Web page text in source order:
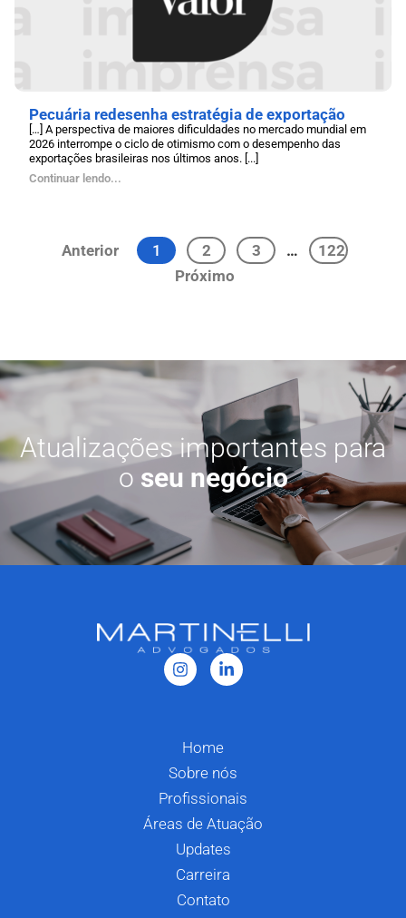
Pecuária redesenha estratégia de exportação
[…] A perspectiva de maiores dificuldades no mercado mundial em
2026 interrompe o ciclo de otimismo com o desempenho das
exportações brasileiras nos últimos anos. [...]
Continuar lendo...
Anterior 1 2 3 …
122
Próximo
Atualizações importantes para
o seu negócio
Home
Sobre nós
Profissionais
Áreas de Atuação
Updates
Carreira
Contato